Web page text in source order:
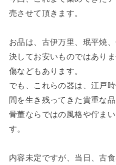
売させて頂きます。
お品は、古伊万里、珉平焼
決してお安いものではあり
傷などもあります。
でも、これらの器は、江戸
間を生き残ってきた貴重な品
骨董ならではの風格や佇ま
す。
内容未定ですが、当日、古